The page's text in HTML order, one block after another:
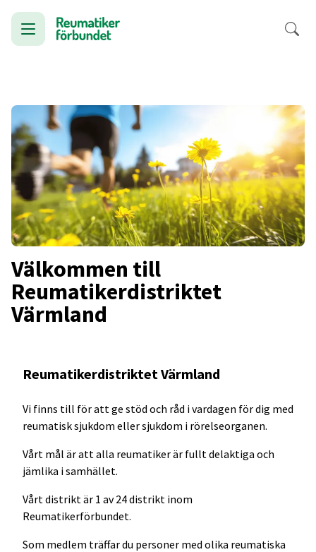
Välkommen till
Reumatikerdistriktet
Värmland
Reumatikerdistriktet Värmland
Vi finns till för att ge stöd och råd i vardagen för dig med
reumatisk sjukdom eller sjukdom i rörelseorganen.
Vårt mål är att alla reumatiker är fullt delaktiga och
jämlika i samhället.
Vårt distrikt är 1 av 24 distrikt inom
Reumatikerförbundet.
Som medlem träffar du personer med olika reumatiska